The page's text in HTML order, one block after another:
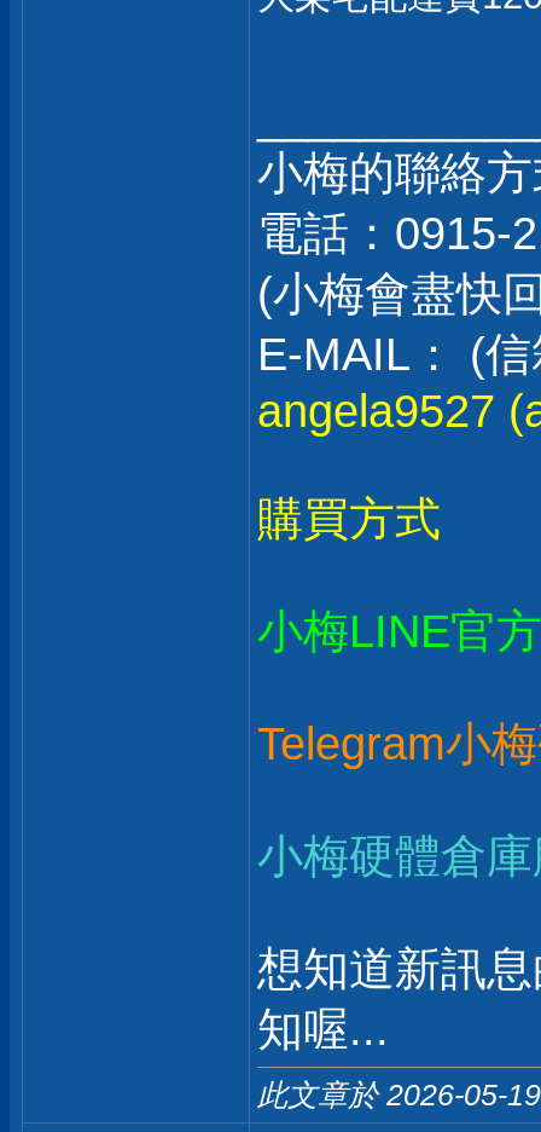
小梅的聯絡
電話：0915-
(小梅會盡快
E-MAIL： (
angela9527
購買方式
小梅LINE官
Telegram小
小梅硬體倉
想知道新訊
知喔...
此文章於 2026-05-